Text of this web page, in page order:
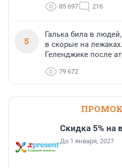
85 697 216
5
Галька била в
в скорые на
Геленджике после
79 672
Скидка 5% на
До 1 января, 2027